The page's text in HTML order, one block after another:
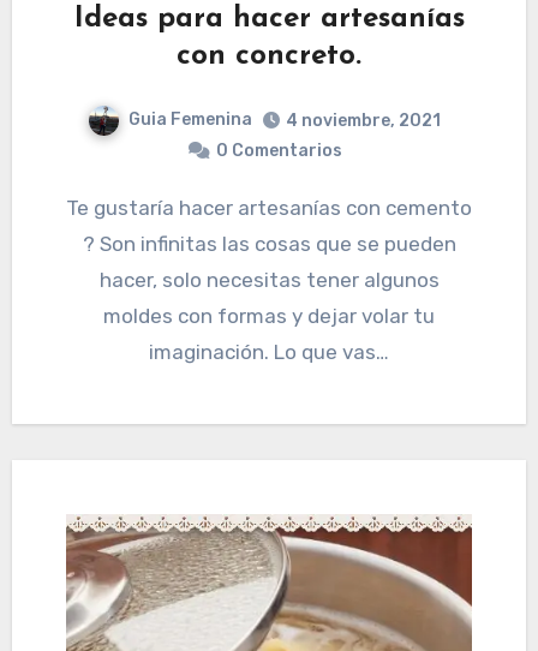
Ideas para hacer artesanías
con concreto.
Guia Femenina
4 noviembre, 2021
0 Comentarios
Te gustaría hacer artesanías con cemento
? Son infinitas las cosas que se pueden
hacer, solo necesitas tener algunos
moldes con formas y dejar volar tu
imaginación. Lo que vas…